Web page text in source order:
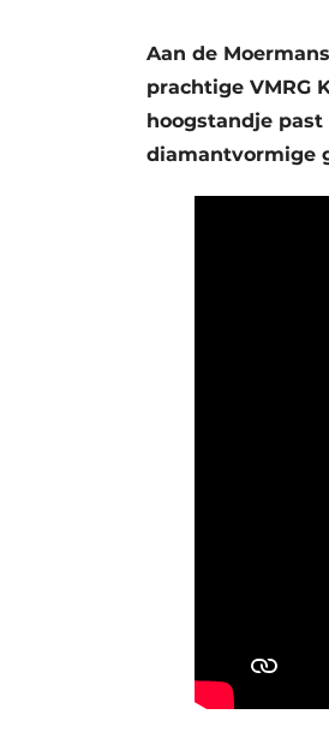
Vacature
Vacatures
Video’s
Aan de
prachtige VMRG
hoogstandje
diamantvormige